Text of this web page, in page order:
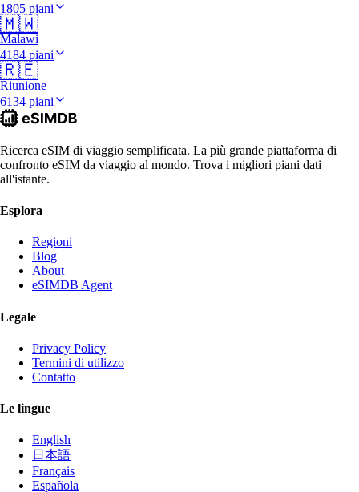
1805 piani
🇲🇼
Malawi
4184 piani
🇷🇪
Riunione
6134 piani
Ricerca eSIM di viaggio semplificata. La più grande piattaforma di
confronto eSIM da viaggio al mondo. Trova i migliori piani dati
all'istante.
Esplora
Regioni
Blog
About
eSIMDB Agent
Legale
Privacy Policy
Termini di utilizzo
Contatto
Le lingue
English
日本語
Français
Española